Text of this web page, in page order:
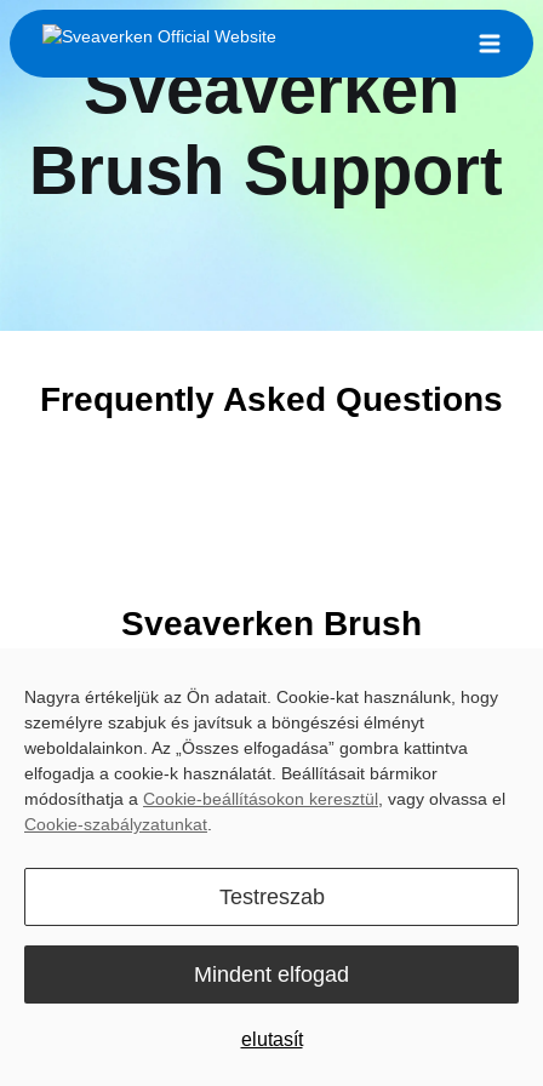
Sveaverken
Brush Support
Frequently Asked Questions
Sveaverken Brush
Megoldások
Nagyra értékeljük az Ön adatait. Cookie-kat használunk, hogy
személyre szabjuk és javítsuk a böngészési élményt
weboldalainkon. Az „Összes elfogadása” gombra kattintva
elfogadja a cookie-k használatát. Beállításait bármikor
módosíthatja a Cookie-beállításokon keresztül , vagy olvassa el
Cookie-szabályzatunkat
Testreszab
elutasít
Mindent elfogad